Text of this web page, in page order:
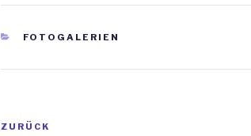
KATEGORIEN
FOTOGALERIEN
Beitrags-
Vorheriger
ZURÜCK